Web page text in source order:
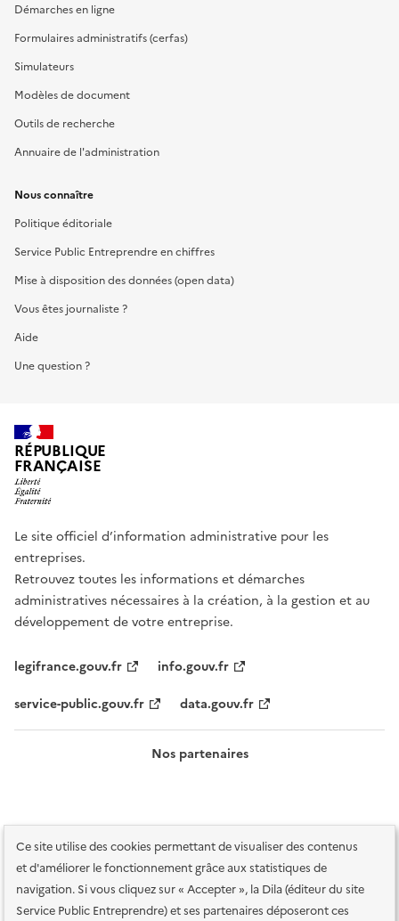
Ce site utilise des cookies permettant de visualiser des contenus
et d'améliorer le fonctionnement grâce aux statistiques de
navigation. Si vous cliquez sur « Accepter », la Dila (éditeur du site
Service Public Entreprendre) et ses partenaires déposeront ces
Démarches en ligne
Formulaires administratifs (cerfas)
Simulateurs
Modèles de document
Outils de recherche
Annuaire de l'administration
Nous connaître
Politique éditoriale
Service Public Entreprendre en chiffres
Mise à disposition des données (open data)
Vous êtes journaliste ?
Aide
Une question ?
RÉPUBLIQUE
FRANÇAISE
Le site officiel d’information administrative pour les
entreprises.
Retrouvez toutes les informations et démarches
administratives nécessaires à la création, à la gestion et au
développement de votre entreprise.
legifrance.gouv.fr
info.gouv.fr
service-public.gouv.fr
data.gouv.fr
Nos partenaires
Plan du site Accessibilité : totalement conforme Accessibilité des